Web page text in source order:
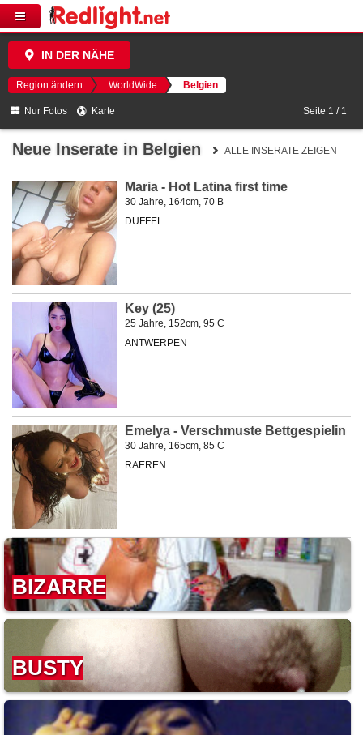
IN DER NÄHE
Region ändern WorldWide Belgien
Nur Fotos Karte Seite 1 / 1
Neue Inserate in Belgien ALLE INSERATE ZEIGEN
Maria - Hot Latina first time
30 Jahre, 164cm, 70 B
DUFFEL
Key (25)
25 Jahre, 152cm, 95 C
ANTWERPEN
Emelya - Verschmuste Bettgespielin
30 Jahre, 165cm, 85 C
RAEREN
BIZARRE
BUSTY